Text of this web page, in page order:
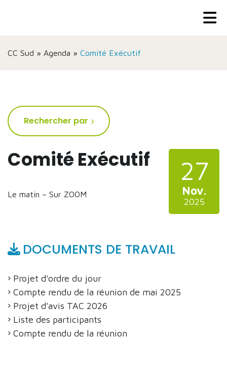
CC Sud » Agenda » Comité Exécutif
Comité Exécutif
Le matin – Sur ZOOM
27
Nov.
2025
DOCUMENTS DE TRAVAIL
Projet d'ordre du jour
Compte rendu de la réunion de mai 2025
Projet d'avis TAC 2026
Liste des participants
Compte rendu de la réunion
Rechercher par